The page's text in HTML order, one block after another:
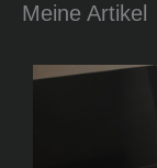
Meine Artikel